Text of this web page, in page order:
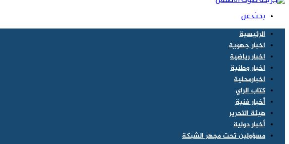
بحث عن
الرئيسية
اخبار جهوية
اخبار رياضية
اخبار وطنية
اخبارمحلية
كتاب الراي
أخبار فنية
هيئة التحرير
أخبار دولية
مسؤولين تحت مجهر الشبكة